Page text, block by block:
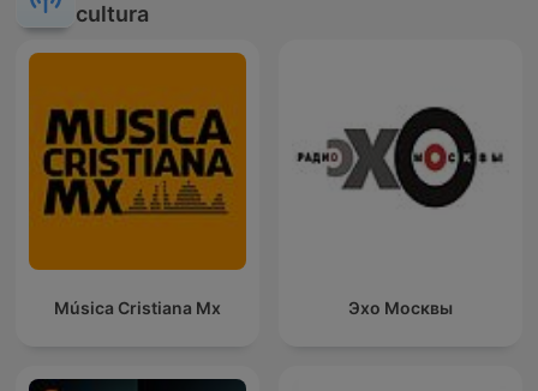
cultura
Música Cristiana Mx Эхо Москвы